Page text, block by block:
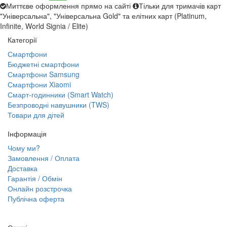
Миттєве оформлення прямо на сайті
Тільки для тримачів карт
"Універсальна", "Універсальна Gold" та елітних карт (Platinum,
Infinite, World Signia / Elite)
Категорії
Смартфони
Бюджетні смартфони
Смартфони Samsung
Смартфони Xiaomi
Смарт-годинники (Smart Watch)
Безпроводні навушники (TWS)
Товари для дітей
Інформація
Чому ми?
Замовлення / Оплата
Доставка
Гарантія / Обмін
Онлайн розстрочка
Публічна оферта